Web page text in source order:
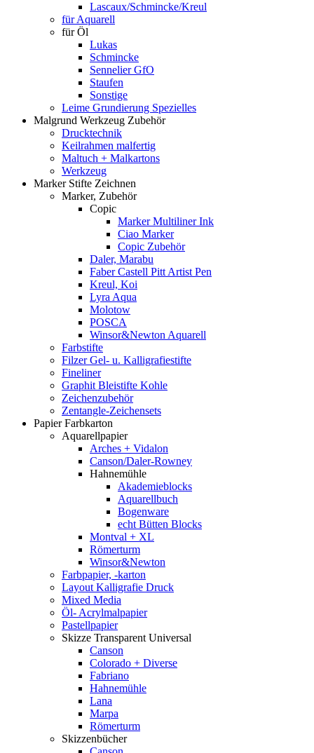
Lascaux/Schmincke/Kreul
für Aquarell
für Öl
Lukas
Schmincke
Sennelier GfO
Staufen
Sonstige
Leime Grundierung Spezielles
Malgrund Werkzeug Zubehör
Drucktechnik
Keilrahmen malfertig
Maltuch + Malkartons
Werkzeug
Marker Stifte Zeichnen
Marker, Zubehör
Copic
Marker Multiliner Ink
Ciao Marker
Copic Zubehör
Daler, Marabu
Faber Castell Pitt Artist Pen
Kreul, Koi
Lyra Aqua
Molotow
POSCA
Winsor&Newton Aquarell
Farbstifte
Filzer Gel- u. Kalligrafiestifte
Fineliner
Graphit Bleistifte Kohle
Zeichenzubehör
Zentangle-Zeichensets
Papier Farbkarton
Aquarellpapier
Arches + Vidalon
Canson/Daler-Rowney
Hahnemühle
Akademieblocks
Aquarellbuch
Bogenware
echt Bütten Blocks
Montval + XL
Römerturm
Winsor&Newton
Farbpapier, -karton
Layout Kalligrafie Druck
Mixed Media
Öl- Acrylmalpapier
Pastellpapier
Skizze Transparent Universal
Canson
Colorado + Diverse
Fabriano
Hahnemühle
Lana
Marpa
Römerturm
Skizzenbücher